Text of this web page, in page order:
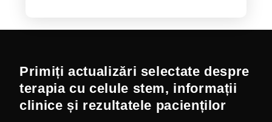
Primiți actualizări selectate despre
terapia cu celule stem, informații
clinice și rezultatele pacienților